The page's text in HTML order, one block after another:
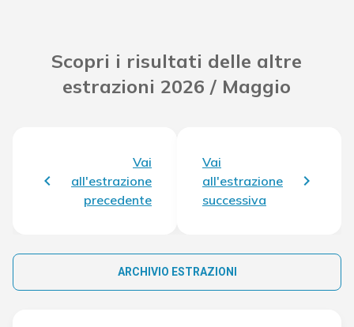
Scopri i risultati delle altre
estrazioni 2026 / Maggio
Vai
all'estrazione
precedente
Vai
all'estrazione
successiva
ARCHIVIO ESTRAZIONI